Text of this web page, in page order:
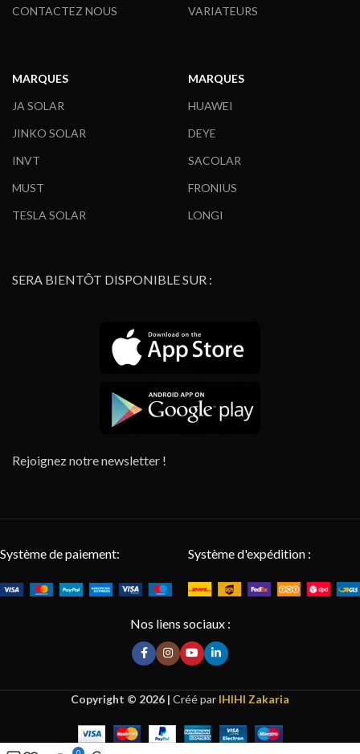
CONTACTEZ NOUS
VARIATEURS
MARQUES
JA SOLAR
JINKO SOLAR
INVT
MUST
TESLA SOLAR
MARQUES
HUAWEI
DEYE
SACOLAR
FRONIUS
LONGI
SERA BIENTÔT DISPONIBLE SUR :
Rejoignez notre newsletter !
Système de paiement: Système d'expédition :
Nos liens sociaux :
Copyright © 2026 | Créé par IHIHI Zakaria